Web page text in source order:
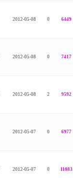
2012-05-08 0 6449
2012-05-08 0 7417
2012-05-08 2 9592
2012-05-07 0 6977
2012-05-07 0 11083